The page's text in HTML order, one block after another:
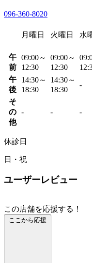
096-360-8020
月曜日 火曜日 水
午
前
09:00～
12:30
09:00～
12:30
午
後
14:30～
18:30
14:30～
18:30
-
そ
の
他
- - -
休診日
日・祝
ユーザーレビュー
この店舗を応援する！
ここから応援